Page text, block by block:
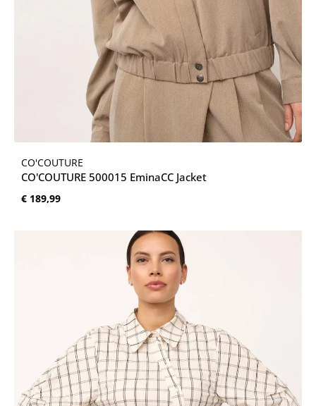
CO'COUTURE
CO'COUTURE 500015 EminaCC Jacket
Normale prijs:
€ 189,99